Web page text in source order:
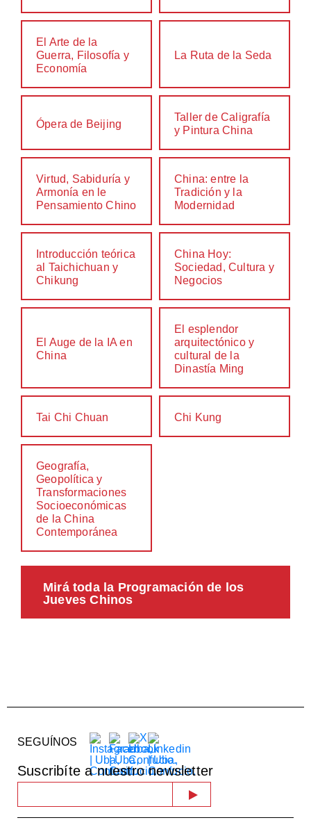
El Arte de la
Guerra, Filosofía y
Economía
La Ruta de la Seda
Ópera de Beijing
Taller de Caligrafía
y Pintura China
Virtud, Sabiduría y
Armonía en le
Pensamiento Chino
China: entre la
Tradición y la
Modernidad
Introducción teórica
al Taichichuan y
Chikung
China Hoy:
Sociedad, Cultura y
Negocios
El Auge de la IA en
China
El esplendor
arquitectónico y
cultural de la
Dinastía Ming
Tai Chi Chuan Chi Kung
Geografía,
Geopolítica y
Transformaciones
Socioeconómicas
de la China
Contemporánea
Mirá toda la Programación de los
Jueves Chinos
SEGUÍNOS
Suscribíte a nuestro newsletter